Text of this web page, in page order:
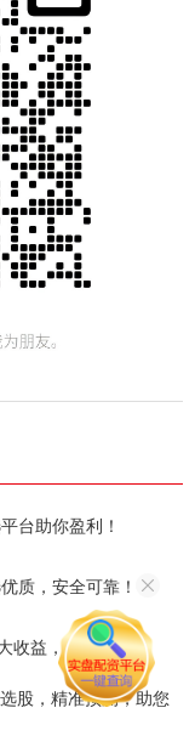
台助你盈利！
质，安全可靠！
收益，风险几何？
股，精准预测，助您